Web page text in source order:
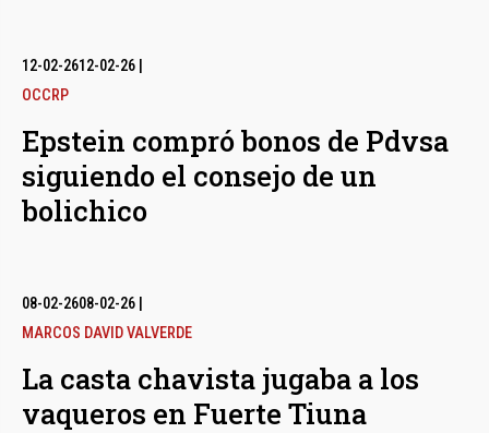
12-02-2612-02-26
OCCRP
Epstein compró bonos de Pdvsa
siguiendo el consejo de un
bolichico
08-02-2608-02-26
MARCOS DAVID VALVERDE
La casta chavista jugaba a los
vaqueros en Fuerte Tiuna